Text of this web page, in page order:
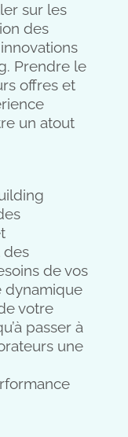
sur les
des
Prendre le
offres et
un atout
des
de vos
dynamique
votre
passer à
une